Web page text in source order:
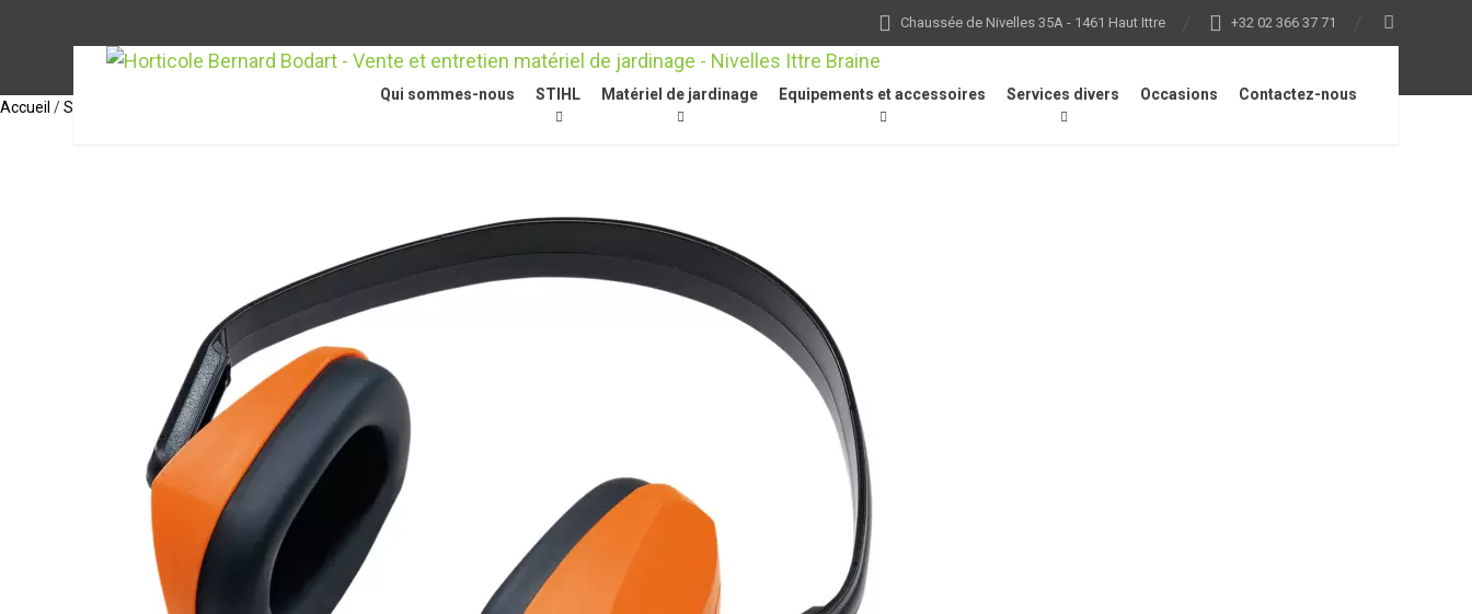
Chaussée de Nivelles 35A - 1461 Haut Ittre +32 02 366 37 71
Qui sommes-nous STIHL Matériel de jardinage Equipements et accessoires Services divers Occasions Contactez-nous
Accueil /STIHL Accessoires Accessoires pour souffleurs / aspirateurs de feuilles Équipements de protection individuelle